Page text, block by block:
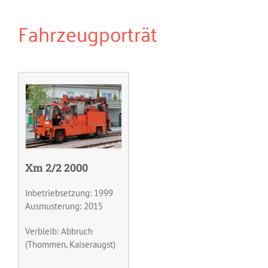
Fahrzeugporträt
Xm 2/2 2000
Inbetriebsetzung: 1999
Ausmusterung: 2015
Verbleib: Abbruch
(Thommen, Kaiseraugst)